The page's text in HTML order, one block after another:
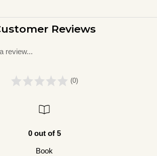
Reviews
review...
(0)
0 out of 5
Book